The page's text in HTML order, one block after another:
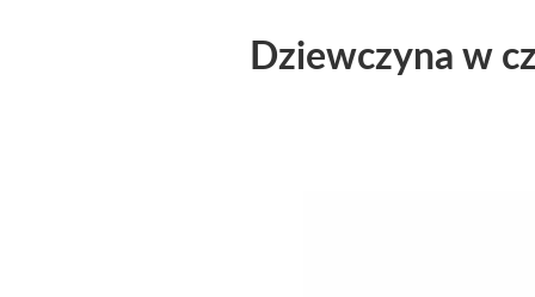
Dziewczyna w